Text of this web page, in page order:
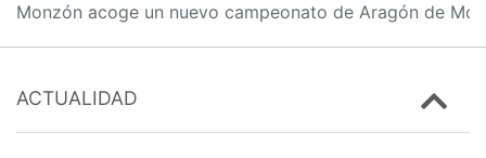
Monzón acoge un nuevo campeonato de Aragón de
ACTUALIDAD